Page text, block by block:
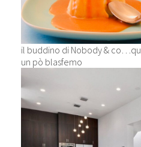
il buddino di Nobody &
un pò blasfemo